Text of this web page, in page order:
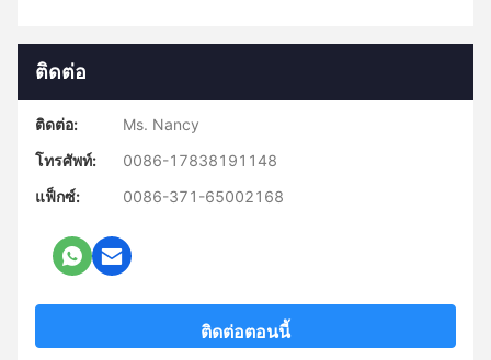
ติดต่อ
ติดต่อ:
Ms. Nancy
โทรศัพท์:
0086-17838191148
แฟ็กซ์:
0086-371-65002168
ติดต่อตอนนี้